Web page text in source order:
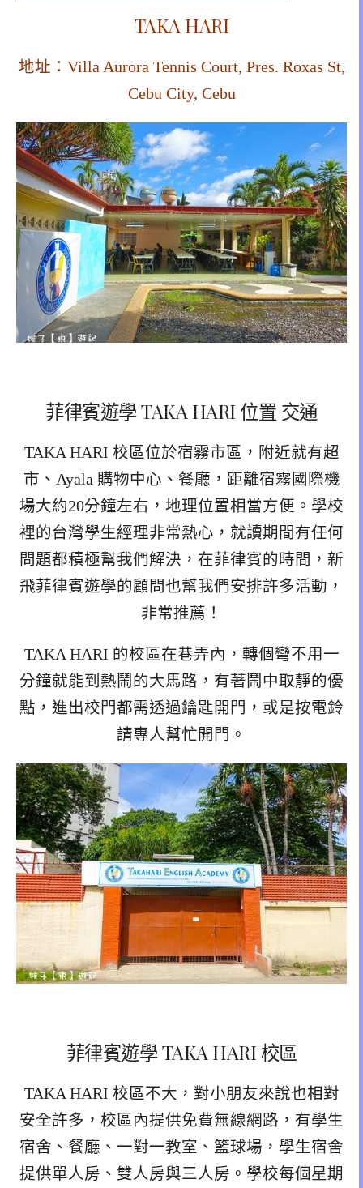
TAKA HARI
地址：Villa Aurora Tennis Court, Pres. Roxas St,
Cebu City, Cebu
菲律賓遊學 TAKA HARI 位置 交通
TAKA HARI 校區位於宿霧市區，附近就有超
市、Ayala 購物中心、餐廳，距離宿霧國際機
場大約20分鐘左右，地理位置相當方便。學校
裡的台灣學生經理非常熱心，就讀期間有任何
問題都積極幫我們解決，在菲律賓的時間，新
飛菲律賓遊學的顧問也幫我們安排許多活動，
非常推薦！
TAKA HARI 的校區在巷弄內，轉個彎不用一
分鐘就能到熱鬧的大馬路，有著鬧中取靜的優
點，進出校門都需透過鑰匙開門，或是按電鈴
請專人幫忙開門。
菲律賓遊學 TAKA HARI 校區
TAKA HARI 校區不大，對小朋友來說也相對
安全許多，校區內提供免費無線網路，有學生
宿舍、餐廳、一對一教室、籃球場，學生宿舍
提供單人房、雙人房與三人房。學校每個星期